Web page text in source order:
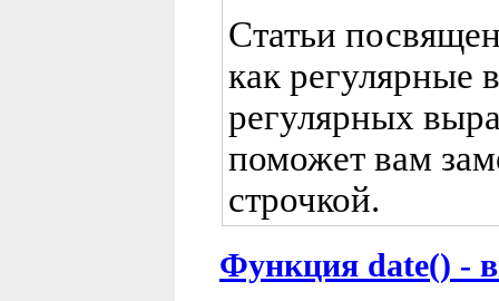
Статьи
как регулярные
регулярных
поможет вам
строчкой.
Функция date() -